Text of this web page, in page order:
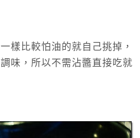
樣比較怕油的就自己挑掉，
味，所以不需沾醬直接吃就